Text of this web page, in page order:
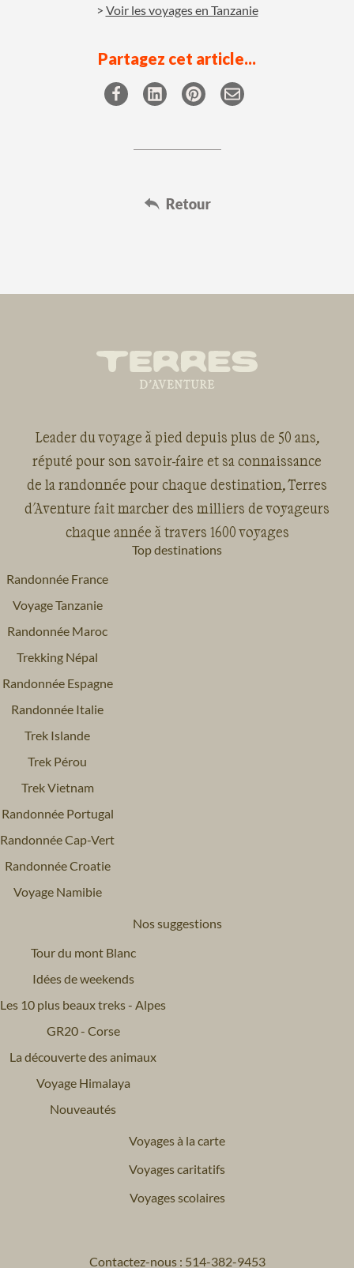
Voir les voyages en Tanzanie
Partagez cet article...
Leader du voyage à pied depuis plus de 50 ans,
réputé pour son savoir-faire et sa connaissance
de la randonnée pour chaque destination, Terres
d'Aventure fait marcher des milliers de voyageurs
chaque année à travers 1600 voyages
Top destinations
Randonnée France
Voyage Tanzanie
Randonnée Maroc
Trekking Népal
Randonnée Espagne
Randonnée Italie
Trek Islande
Trek Pérou
Trek Vietnam
Randonnée Portugal
Randonnée Cap-Vert
Randonnée Croatie
Voyage Namibie
Nos suggestions
Tour du mont Blanc
Idées de weekends
Les 10 plus beaux treks - Alpes
GR20 - Corse
La découverte des animaux
Voyage Himalaya
Nouveautés
Voyages à la carte
Voyages caritatifs
Voyages scolaires
Contactez-nous : 514-382-9453